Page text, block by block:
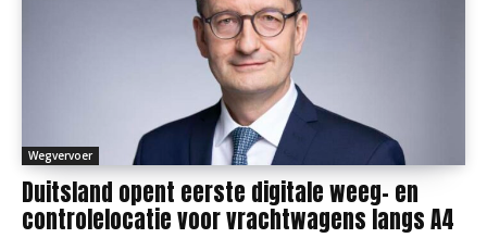
Wegvervoer
Duitsland opent eerste digitale weeg- en
controlelocatie voor vrachtwagens langs A4